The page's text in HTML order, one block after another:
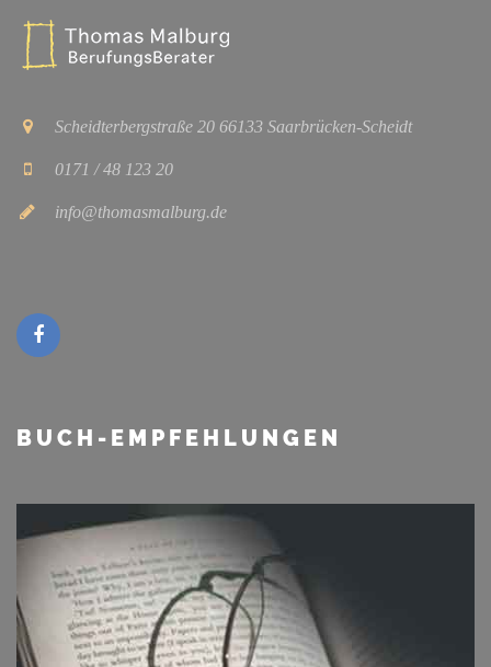
Scheidterbergstraße 20 66133 Saarbrücken-Scheidt
0171 / 48 123 20
info@thomasmalburg.de
BUCH-EMPFEHLUNGEN